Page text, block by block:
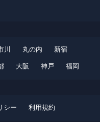
川 丸の内 新宿
大阪 神戸 福岡
シー 利用規約